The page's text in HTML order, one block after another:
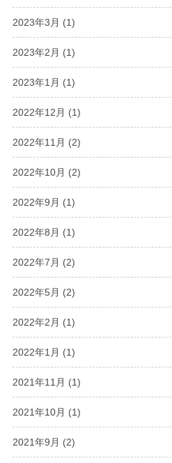
2023年3月 (1)
2023年2月 (1)
2023年1月 (1)
2022年12月 (1)
2022年11月 (2)
2022年10月 (2)
2022年9月 (1)
2022年8月 (1)
2022年7月 (2)
2022年5月 (2)
2022年2月 (1)
2022年1月 (1)
2021年11月 (1)
2021年10月 (1)
2021年9月 (2)